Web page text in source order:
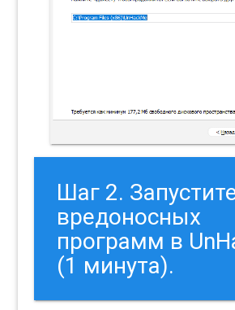
Шаг 2.
вредоносных
программ в
(1 минута).